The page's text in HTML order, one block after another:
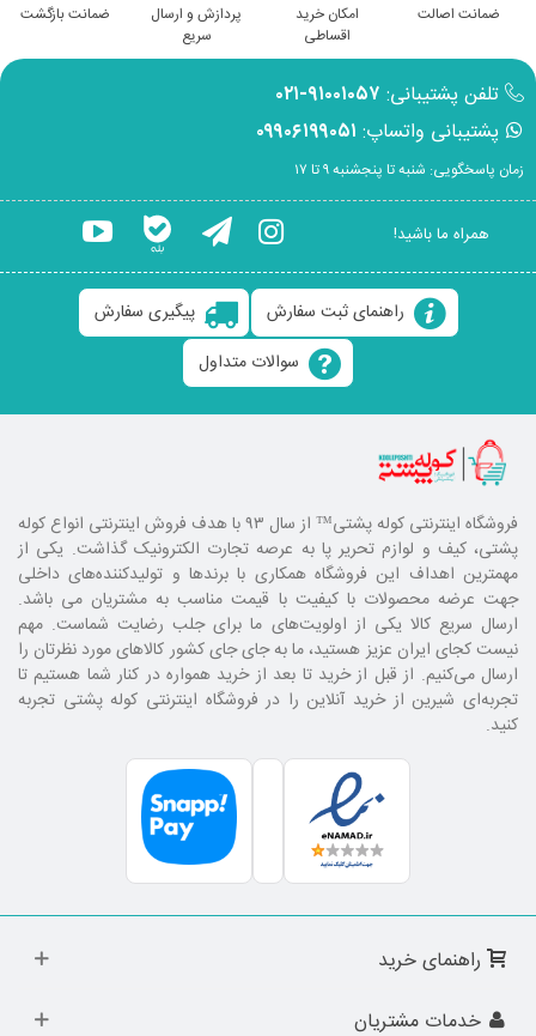
ضمانت اصالت
امکان خرید
اقساطی
پردازش و ارسال
سریع
ضمانت بازگشت
تلفن پشتیبانی: ۹۱۰۰۱۰۵۷-۰۲۱
پشتیبانی واتساپ: ۰۹۹۰۶۱۹۹۰۵۱
زمان پاسخگویی: شنبه تا پنجشنبه ۹ تا ۱۷
همراه ما باشید!
راهنمای ثبت سفارش
پیگیری سفارش
سوالات متداول
فروشگاه اینترنتی کوله پشتی
™ از سال ۹۳ با هدف فروش اینترنتی انواع کوله
پشتی، کیف و لوازم تحریر پا به عرصه تجارت الکترونیک گذاشت. یکی از
مهمترین اهداف این فروشگاه همکاری با برند‌ها و تولیدکننده‌های داخلی
جهت عرضه محصولات با کیفیت با قیمت مناسب به مشتریان می باشد.
ارسال سریع کالا یکی از اولویت‌های ما برای جلب رضایت شماست. مهم
نیست کجای ایران عزیز هستید، ما به جای جای کشور کالا‌های مورد نظرتان را
ارسال می‌کنیم. از قبل از خرید تا بعد از خرید همواره در کنار شما هستیم تا
تجربه‌ای شیرین از خرید آنلاین را در فروشگاه اینترنتی کوله پشتی تجربه
کنید.
راهنمای خرید
خدمات مشتریان